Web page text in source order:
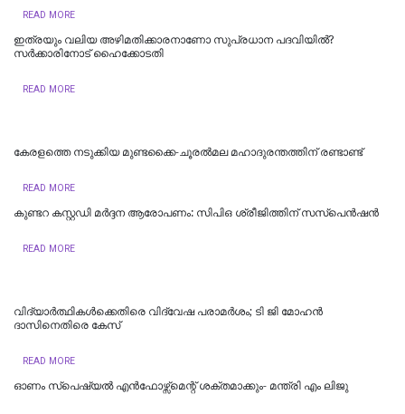
READ MORE
ഇത്രയും വലിയ അഴിമതിക്കാരനാണോ സുപ്രധാന പദവിയിൽ?
സർക്കാരിനോട് ഹൈക്കോടതി
READ MORE
കേരളത്തെ നടുക്കിയ മുണ്ടക്കൈ-ചൂരല്‍മല മഹാദുരന്തത്തിന് രണ്ടാണ്ട്
READ MORE
കുണ്ടറ കസ്റ്റഡി മര്‍ദ്ദന ആരോപണം: സിപിഒ ശ്രീജിത്തിന് സസ്‌പെന്‍ഷന്‍
READ MORE
വിദ്യാര്‍ത്ഥികള്‍ക്കെതിരെ വിദ്വേഷ പരാമര്‍ശം; ടി ജി മോഹന്‍
ദാസിനെതിരെ കേസ്
READ MORE
ഓണം സ്‌പെഷ്യൽ എൻഫോഴ്സ്മെന്റ് ശക്തമാക്കും- മന്ത്രി എം ലിജു